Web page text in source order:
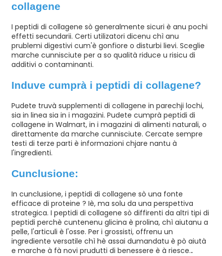
collagene
I peptidi di collagene sò generalmente sicuri è anu pochi
effetti secundarii. Certi utilizatori dicenu chì anu
prublemi digestivi cum'è gonfiore o disturbi lievi. Sceglie
marche cunnisciute per a so qualità riduce u risicu di
additivi o contaminanti.
Induve cumprà i peptidi di collagene?
Pudete truvà supplementi di collagene in parechji lochi,
sia in linea sia in i magazini. Pudete cumprà peptidi di
collagene in Walmart, in i magazini di alimenti naturali, o
direttamente da marche cunnisciute. Cercate sempre
testi di terze parti è informazioni chjare nantu à
l'ingredienti.
Cunclusione:
In cunclusione, i peptidi di collagene sò una fonte
efficace di proteine ​​? Iè, ma solu da una perspettiva
strategica. I peptidi di collagene sò diffirenti da altri tipi di
peptidi perchè cuntenenu glicina è prolina, chì aiutanu a
pelle, l'articuli è l'osse. Per i grossisti, offrenu un
ingrediente versatile chì hè assai dumandatu è pò aiutà
e marche à fà novi prudutti di benessere è à riesce..